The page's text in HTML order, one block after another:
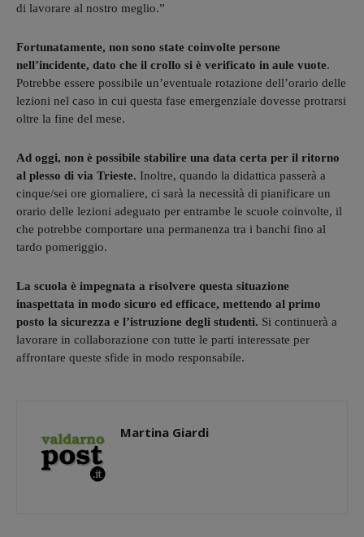
di lavorare al nostro meglio.”
Fortunatamente, non sono state coinvolte persone
nell’incidente, dato che il crollo si è verificato in aule vuote.
Potrebbe essere possibile un’eventuale rotazione dell’orario delle
lezioni nel caso in cui questa fase emergenziale dovesse protrarsi
oltre la fine del mese.
Ad oggi, non è possibile stabilire una data certa per il ritorno
al plesso di via Trieste. Inoltre, quando la didattica passerà a
cinque/sei ore giornaliere, ci sarà la necessità di pianificare un
orario delle lezioni adeguato per entrambe le scuole coinvolte, il
che potrebbe comportare una permanenza tra i banchi fino al
tardo pomeriggio.
La scuola è impegnata a risolvere questa situazione
inaspettata in modo sicuro ed efficace, mettendo al primo
posto la sicurezza e l’istruzione degli studenti. Si continuerà a
lavorare in collaborazione con tutte le parti interessate per
affrontare queste sfide in modo responsabile.
Martina Giardi